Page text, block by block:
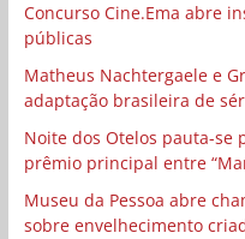
Concurso Cine.Ema abre
públicas
Matheus Nachtergaele e
adaptação brasileira de
Noite dos Otelos pauta-
prêmio principal entre
Museu da Pessoa abre
sobre envelhecimento